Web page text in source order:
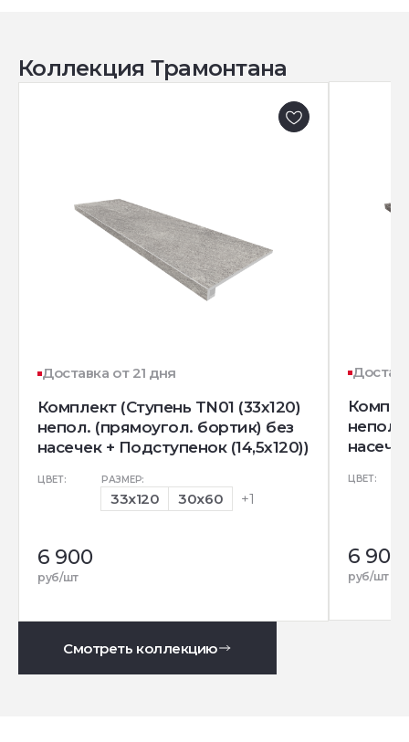
Коллекция Трамонтана
Доставка от 21 дня
Комплект (Ступень TN01 (33x120)
непол. (прямоугол. бортик) без
насечек + Подступенок (14,5x120))
ЦВЕТ: РАЗМЕР:
33x120 30x60 +1
6 900
руб/шт
непол.
ЦВЕТ:
6 900
руб/шт
Смотреть коллекцию